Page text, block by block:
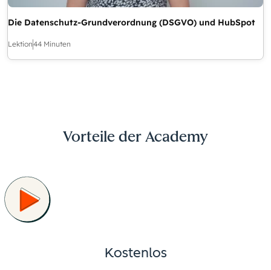
Die Datenschutz-Grundverordnung (DSGVO) und HubSpot
Lektion44 Minuten
Vorteile der Academy
Kostenlos